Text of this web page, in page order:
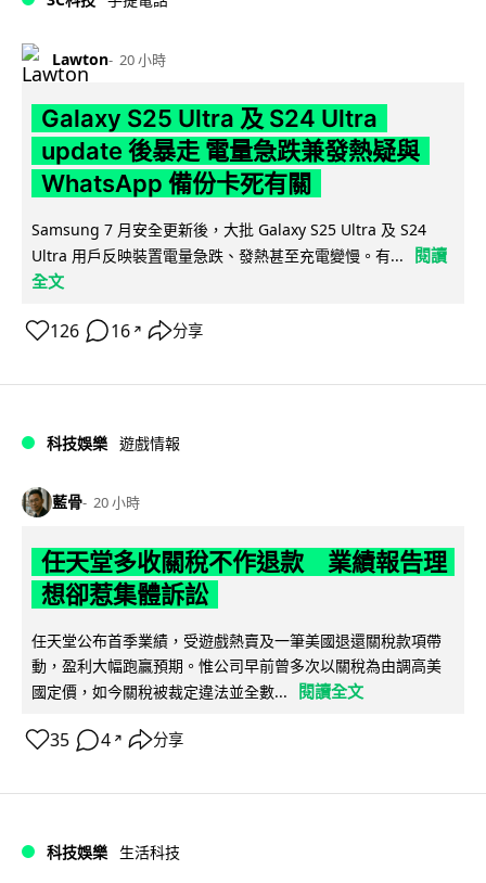
Lawton 20 小時
Galaxy S25 Ultra 及 S24 Ultra
update 後暴走 電量急跌兼發熱疑與
WhatsApp 備份卡死有關
Samsung 7 月安全更新後，大批 Galaxy S25 Ultra 及 S24
Ultra 用戶反映裝置電量急跌、發熱甚至充電變慢。有...
閱讀
全文
126 16 ↗ 分享
科技娛樂 遊戲情報
藍骨 20 小時
任天堂多收關稅不作退款 業績報告理
想卻惹集體訴訟
任天堂公布首季業績，受遊戲熱賣及一筆美國退還關稅款項帶
動，盈利大幅跑贏預期。惟公司早前曾多次以關稅為由調高美
國定價，如今關稅被裁定違法並全數...
閱讀全文
35 4 ↗ 分享
科技娛樂 生活科技